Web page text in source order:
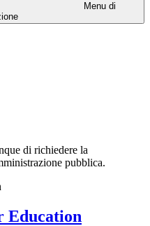
Menu di
di richiedere la
pubblica.
Education